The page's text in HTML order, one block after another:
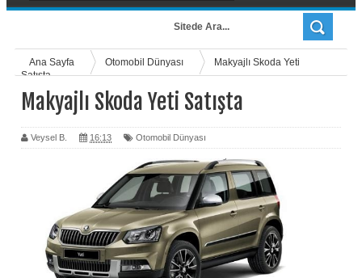
Ana Sayfa Otomobil Dünyası
Makyajlı Skoda Yeti
Satışta
Makyajlı Skoda Yeti Satışta
Veysel B. 16:13 Otomobil Dünyası